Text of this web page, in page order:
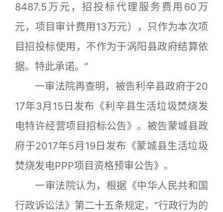
8487.5万元，招投标代理服务费用60万
元，项目审计费用13万元），只作为本次项
目招投标使用，不作为于涡阳县政府结算依
据。特此承诺。”
一审法院再查明，被告利辛县政府于20
17年3月15日发布《利辛县生活垃圾焚烧发
电特许经营项目招标公告》。被告蒙城县政
府于2017年5月19日发布《蒙城县生活垃圾
焚烧发电PPP项目资格预审公告》。
一审法院认为，根据《中华人民共和国
行政诉讼法》第二十五条规定，“行政行为的